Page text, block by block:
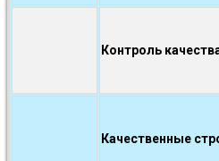
Контроль
Качественные